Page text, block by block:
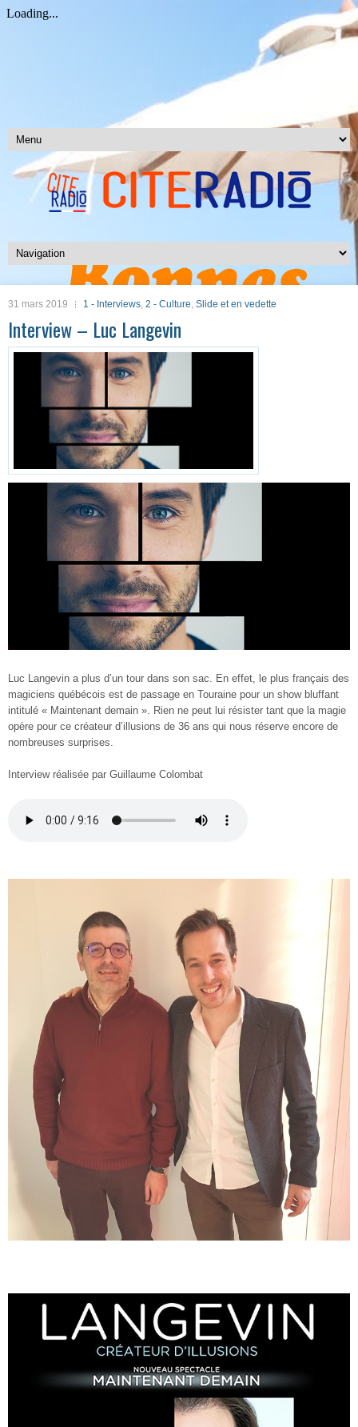
31 mars 2019 1 - Interviews, 2 - Culture, Slide et en vedette
Interview – Luc Langevin
Luc Langevin a plus d’un tour dans son sac. En effet, le plus français des
magiciens québécois est de passage en Touraine pour un show bluffant
intitulé « Maintenant demain ». Rien ne peut lui résister tant que la magie
opère pour ce créateur d’illusions de 36 ans qui nous réserve encore de
nombreuses surprises.
Interview réalisée par Guillaume Colombat